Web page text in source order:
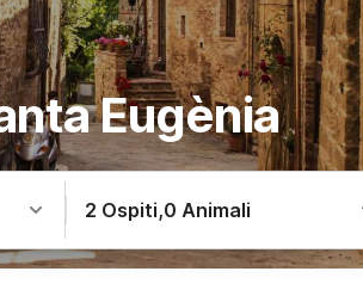
Eugènia
2 Ospiti,0 Animali